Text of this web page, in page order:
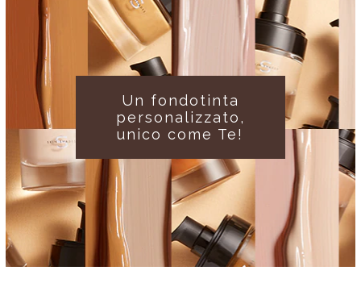
Un fondotinta
personalizzato,
unico come Te!